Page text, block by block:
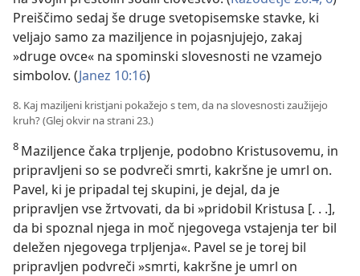
Preiščimo sedaj še druge svetopisemske stavke, ki
veljajo samo za maziljence in pojasnjujejo, zakaj
»druge ovce« na spominski slovesnosti ne vzamejo
simbolov. (Janez 10:16)
8. Kaj maziljeni kristjani pokažejo s tem, da na slovesnosti zaužijejo
kruh? (Glej okvir na strani 23.)
8 Maziljence čaka trpljenje, podobno Kristusovemu, in
pripravljeni so se podvreči smrti, kakršne je umrl on.
Pavel, ki je pripadal tej skupini, je dejal, da je
pripravljen vse žrtvovati, da bi »pridobil Kristusa [. . .],
da bi spoznal njega in moč njegovega vstajenja ter bil
deležen njegovega trpljenja«. Pavel se je torej bil
pripravljen podvreči »smrti, kakršne je umrl on